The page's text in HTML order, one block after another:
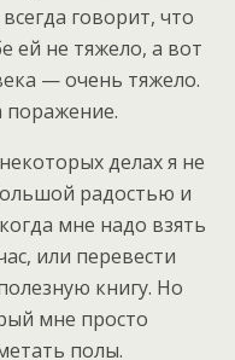
говорит, что
ей не тяжело, а вот
— очень тяжело.
поражение.
делах я не
радостью и
мне надо взять
или перевести
книгу. Но
мне просто
полы.